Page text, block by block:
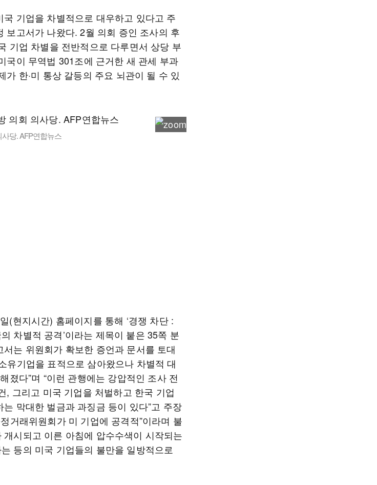
기업을 차별적으로 대우하고 있다고 주
보고서가 나왔다. 2월 의회 증인 조사의 후
기업 차별을 전반적으로 다루면서 상당 부
국이 무역법 301조에 근거한 새 관세 부과
가 한·미 통상 갈등의 주요 뇌관이 될 수 있
당. AFP연합뉴스
(현지시간) 홈페이지를 통해 ‘경쟁 차단 :
차별적 공격’이라는 제목이 붙은 35쪽 분
는 위원회가 확보한 증언과 문서를 토대
유기업을 표적으로 삼아왔으나 차별적 대
졌다”며 “이런 관행에는 강압적인 조사 전
, 그리고 미국 기업을 처벌하고 한국 기업
막대한 벌금과 과징금 등이 있다”고 주장
거래위원회가 미 기업에 공격적”이라며 불
시되고 이른 아침에 압수수색이 시작되는
등의 미국 기업들의 불만을 일방적으로